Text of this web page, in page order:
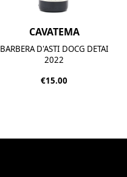
CAVATEMA
BARBERA D'ASTI DOCG DETAI
2022
€15.00